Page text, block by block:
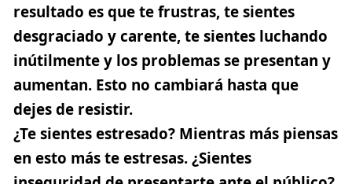
resultado es que te frustras, te sientes
desgraciado y carente, te sientes luchando
inútilmente y los problemas se presentan y
aumentan. Esto no cambiará hasta que
dejes de resistir.
¿Te sientes estresado? Mientras más piensas
en esto más te estresas. ¿Sientes